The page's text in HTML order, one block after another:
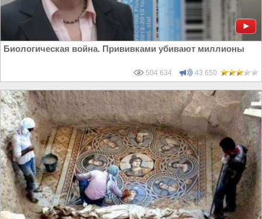
Биологическая война. Прививками убивают миллионы
504 634 43 650